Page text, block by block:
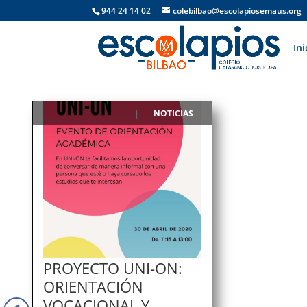
944 24 14 02 colebilbao@escolapiosemaus.org
PROYECTO UNI-ON:
ORIENTACIÓN
NOTICIAS